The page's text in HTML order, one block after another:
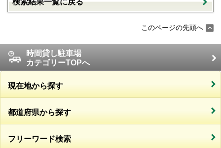
このページの先頭へ
時間貸し駐車場
カテゴリーTOPへ
現在地から探す
都道府県から探す
フリーワード検索